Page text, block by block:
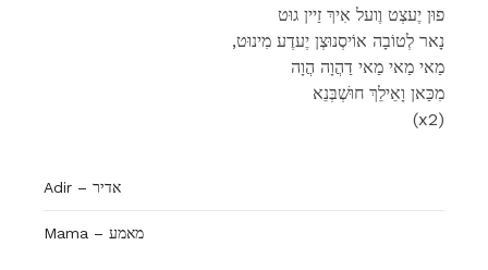
פוּן יֶעצְט וֶועל אִיךְ זַיין גוּט
,נָאר לְטוֹבָה אוֹיסְנוּצְן יֶעדֶע מִינוּט
מַאי מַאי מַאי דַהֲוָה הֲוָה
מִכַּאן וָאֵילֵךְ חוּשְׁבְּנֵא
(x2)
Adir – אדיר
Mama – מאמע